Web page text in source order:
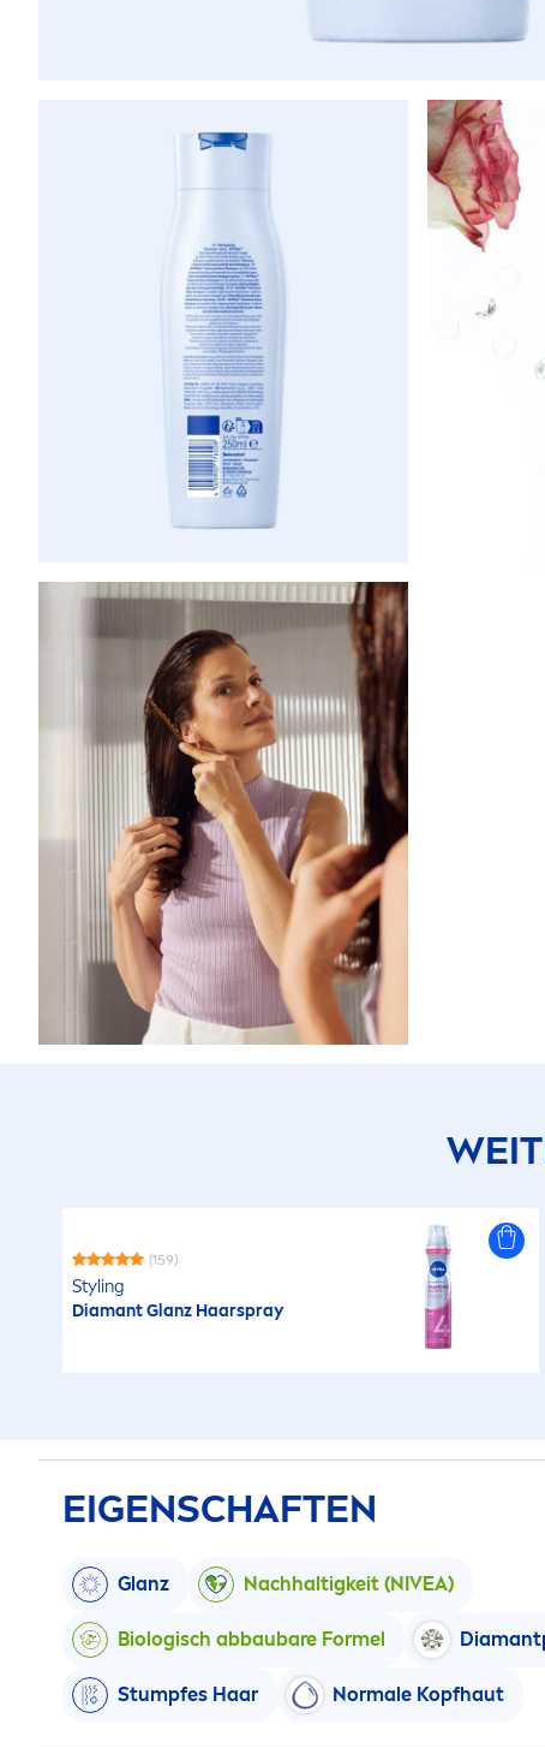
(159)
Styling
Diamant Glanz Haarspray
EIGENSCHAFTEN
Glanz Nachhaltigkeit (NIVEA)
Biologisch abbaubare Formel
Stumpfes Haar Normale Kopfhaut